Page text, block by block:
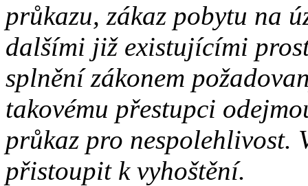
průkazu, zákaz pobytu na
dalšími již existujícími
splnění zákonem
takovému přestupci
průkaz pro nespolehlivost.
přistoupit k vyhoštění.